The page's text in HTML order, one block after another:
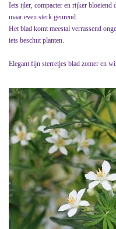
Iets ijler, compacter en rijker bloeiend
maar even sterk geurend.
Het blad komt meestal verrassend
iets beschut planten.
Elegant fijn sterretjes blad zomer en